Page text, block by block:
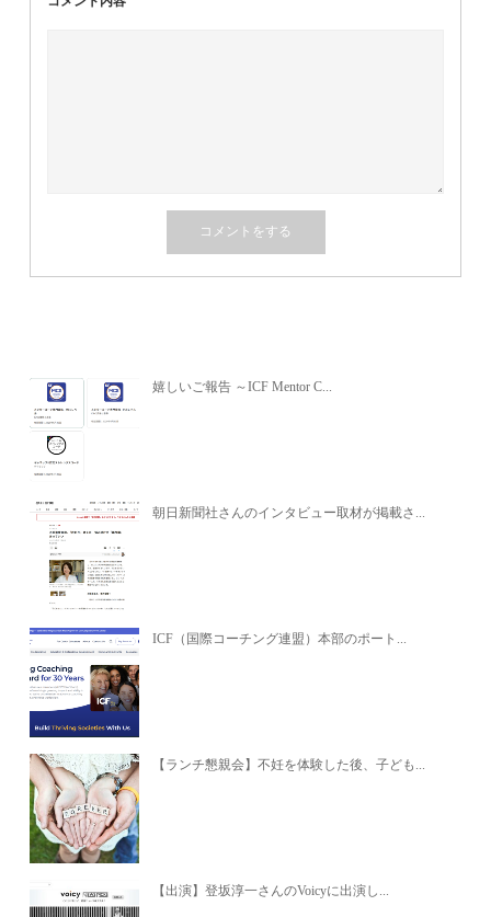
嬉しいご報告 ～ICF Mentor C...
朝日新聞社さんのインタビュー取材が掲載さ...
ICF（国際コーチング連盟）本部のポート...
【ランチ懇親会】不妊を体験した後、子ども...
【出演】登坂淳一さんのVoicyに出演し...